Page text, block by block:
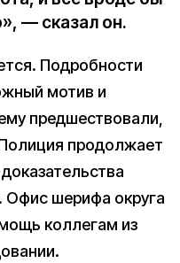
— сказал он.
Подробности
мотив и
предшествовали,
продолжает
Офис шерифа округа
коллегам из